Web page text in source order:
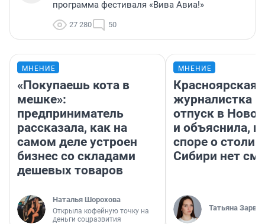
программа фестиваля «Вива Авиа!»
27 280 50
МНЕНИЕ
«Покупаешь кота в
мешке»:
предприниматель
рассказала, как на
самом деле устроен
бизнес со складами
дешевых товаров
Наталья Шорохова
Открыла кофейную точку на
деньги соцразвития
МНЕНИЕ
Красноярская
журналистка
отпуск в
и объяснила,
споре о
Сибири нет
Татьяна Зарва